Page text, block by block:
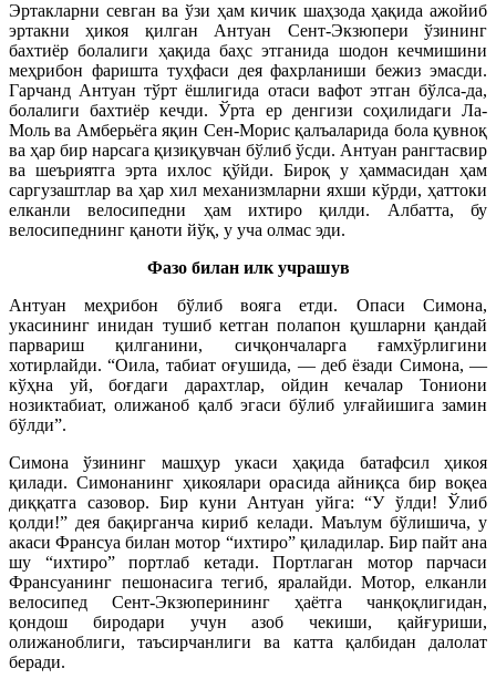
Эртакларни севган ва ўзи ҳам кичик шаҳзода ҳақида ажойиб
эртакни ҳикоя қилган Антуан Сент-Экзюпери ўзининг
бахтиёр болалиги ҳақида баҳс этганида шодон кечмишини
меҳрибон фаришта туҳфаси дея фахрланиши бежиз эмасди.
Гарчанд Антуан тўрт ёшлигида отаси вафот этган бўлса-да,
болалиги бахтиёр кечди. Ўрта ер денгизи соҳилидаги Ла-
Моль ва Амберьёга яқин Сен-Морис қалъаларида бола қувноқ
ва ҳар бир нарсага қизиқувчан бўлиб ўсди. Антуан рангтасвир
ва шеъриятга эрта ихлос қўйди. Бироқ у ҳаммасидан ҳам
саргузаштлар ва ҳар хил механизмларни яхши кўрди, ҳаттоки
елканли велосипедни ҳам ихтиро қилди. Албатта, бу
велосипеднинг қаноти йўқ, у уча олмас эди.
Фазо билан илк учрашув
Антуан меҳрибон бўлиб вояга етди. Опаси Симона,
укасининг инидан тушиб кетган полапон қушларни қандай
парвариш қилганини, сичқончаларга ғамхўрлигини
хотирлайди. “Оила, табиат оғушида, — деб ёзади Симона, —
кўҳна уй, боғдаги дарахтлар, ойдин кечалар Тониони
нозиктабиат, олижаноб қалб эгаси бўлиб улғайишига замин
бўлди”.
Симона ўзининг машҳур укаси ҳақида батафсил ҳикоя
қилади. Симонанинг ҳикоялари орасида айниқса бир воқеа
диққатга сазовор. Бир куни Антуан уйга: “У ўлди! Ўлиб
қолди!” дея бақирганча кириб келади. Маълум бўлишича, у
акаси Франсуа билан мотор “ихтиро” қиладилар. Бир пайт ана
шу “ихтиро” портлаб кетади. Портлаган мотор парчаси
Франсуанинг пешонасига тегиб, яралайди. Мотор, елканли
велосипед Сент-Экзюперининг ҳаётга чанқоқлигидан,
қондош биродари учун азоб чекиши, қайғуриши,
олижаноблиги, таъсирчанлиги ва катта қалбидан далолат
беради.